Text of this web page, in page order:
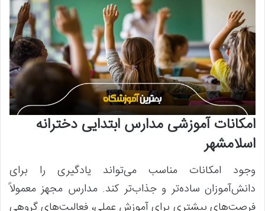
امکانات آموزشی مدارس ابتدایی دخترانه
اسلامشهر
وجود امکانات مناسب می‌تواند یادگیری را برای
دانش‌آموزان ساده‌تر و جذاب‌تر کند. مدارس مجهز معمولاً
فرصت‌های بیشتری برای آموزش عملی، فعالیت‌های گروهی